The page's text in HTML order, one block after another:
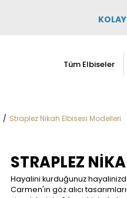
Tüm Elbiseler
Straplez Nikah Elbisesi Modelleri
STRAPLEZ
Hayalini kurduğunuz
Carmen'in göz alıcı